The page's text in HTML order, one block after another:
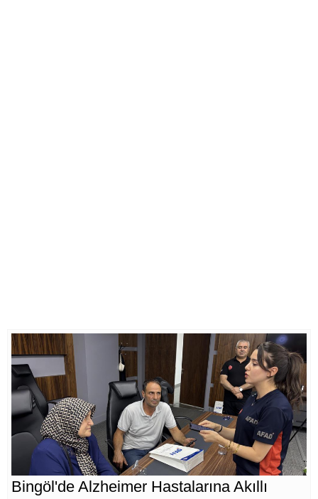
Bingöl'de Alzheimer Hastalarına Akıllı